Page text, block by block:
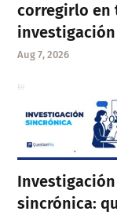
corregirlo en
investigación
Aug 7, 2026
Investigación
sincrónica: